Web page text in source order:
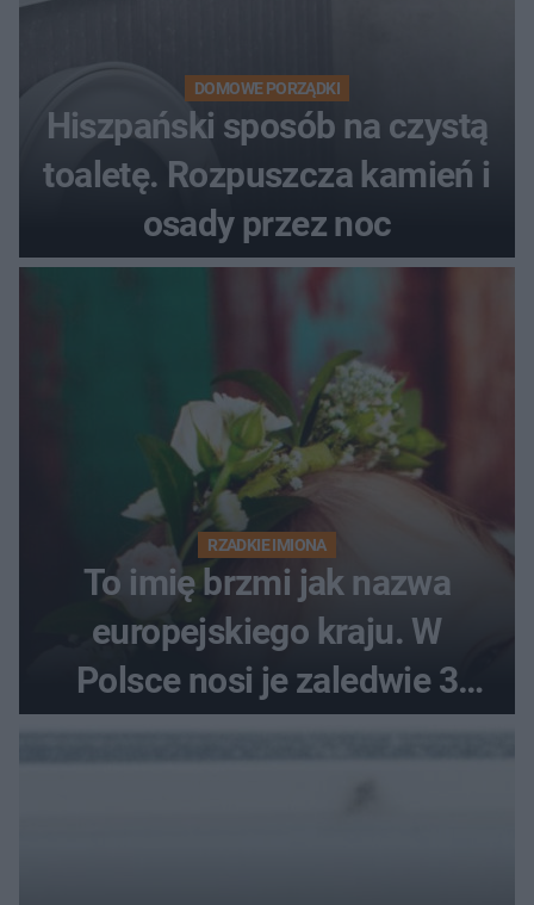
DOMOWE PORZĄDKI
Hiszpański sposób na czystą
toaletę. Rozpuszcza kamień i
osady przez noc
RZADKIE IMIONA
To imię brzmi jak nazwa
europejskiego kraju. W
Polsce nosi je zaledwie 3
kobiety